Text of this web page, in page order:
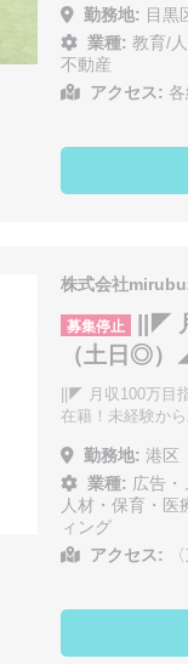
勤務地: 目黒
業種: 教育/
不動産
アクセス:
株式会社
募集停止 ||◤
（土日◎）
||◤ 月収100万目
在籍！未経験か
勤務地: 港区
業種: 広告
人材・保育・医
ィング
アクセス: